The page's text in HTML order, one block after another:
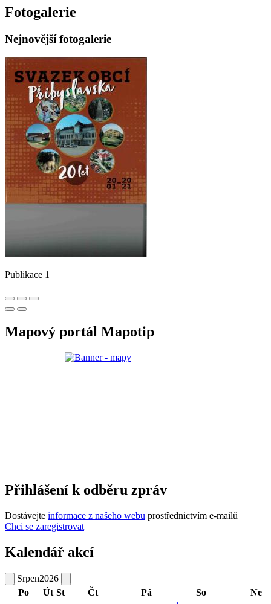
Fotogalerie
Nejnovější fotogalerie
Publikace 1
Mapový portál Mapotip
Přihlášení k odběru zpráv
Dostávejte informace z našeho webu prostřednictvím e-mailů
Chci se zaregistrovat
Kalendář akcí
Srpen2026
Po
Út St Čt Pá So Ne